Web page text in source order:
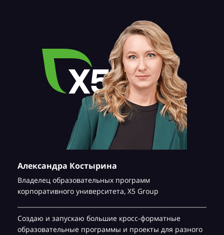
Александра Костырина
Владелец образовательных программ
корпоративного университета, Х5 Group
Создаю и запускаю большие кросс-форматные
образовательные программы и проекты для разного